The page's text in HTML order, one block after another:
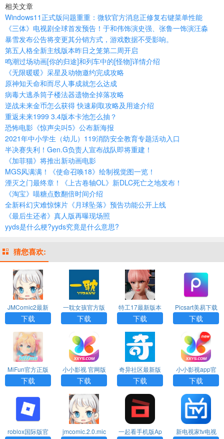
相关文章
Windows11正式版问题重重：微软官方消息正修复右键菜单性能
《三体》电视剧全球首发预告！于和伟饰演史强、张鲁一饰演汪淼
暴雪发布公告将变更其分销方式，游戏数据不受影响。
第五人格全新主线版本昨日之笼第二周开启
鸣潮过场动画[你的归途]和列车中的[怪物]详情介绍
《无限暖暖》采星及动物邀约完成攻略
原神知天命和而尽人事成就怎么达成
病毒大逃杀筒子楼法器遗物全掉落攻略
逆战未来金币怎么获得 快速刷取攻略及用途介绍
重返未来1999 3.4版本卡池怎么抽？
恐怖电影《惊声尖叫5》公布新海报
2021年中小学生（幼儿）119消防安全教育专题活动入口
半决赛失利！Gen.G负责人宣布战队即将重建！
《加菲猫》将推出新动画电影
MGS风满满！《使命召唤18》绘制视觉图一览！
湮灭之门最终章！《上古卷轴OL》新DLC死亡之地发布！
《淘宝》喵糖点数翻倍时间介绍
全新科幻灾难惊悚片《月球坠落》预告功能公开上线
《最后生还者》真人版再曝现场照
yyds是什么梗?yyds究竟是什么意思?
猜您喜欢:
JMComic2最新
安装包
下载
一耽女孩官方版
下载漫画安装
下载
特工17最新版本
24.8下载
下载
Picsart美易下载
正版免费中文版
下载
MiFun官方正版
下载
小小影视 官网版
下载2026
下载
奇异社区最新版
本
下载
小小影视app官
方版下载
下载
roblox国际版官
jmcomic.2.0.mic
一起看手机版Ap
新电视家tv电视